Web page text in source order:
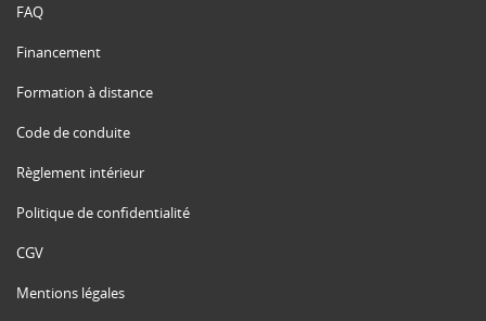
FAQ
Financement
Formation à distance
Code de conduite
Règlement intérieur
Politique de confidentialité
CGV
Mentions légales